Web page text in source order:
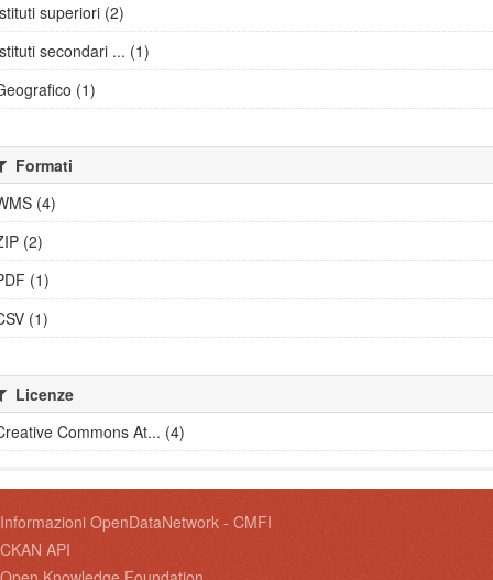
superiori (2)
secondari ... (1)
(1)
Formati
(4)
(2)
(1)
(1)
Licenze
Commons At... (4)
Informazioni OpenDataNetwork - CMFI
CKAN API